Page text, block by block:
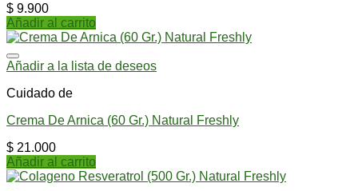
$ 9.900
Añadir al carrito
Añadir a la lista de deseos
Cuidado de
Crema De Arnica (60 Gr.) Natural Freshly
$ 21.000
Añadir al carrito